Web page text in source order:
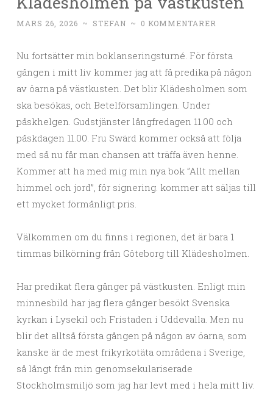
MARS 26, 2026 ~ STEFAN ~ 0 KOMMENTARER
Nu fortsätter min boklanseringsturné. För första
gången i mitt liv kommer jag att få predika på någon
av öarna på västkusten. Det blir Klädesholmen som
ska besökas, och Betelförsamlingen. Under
påskhelgen. Gudstjänster långfredagen 11.00 och
påskdagen 11.00. Fru Swärd kommer också att följa
med så nu får man chansen att träffa även henne.
Kommer att ha med mig min nya bok ”Allt mellan
himmel och jord”, för signering. kommer att säljas till
ett mycket förmånligt pris.
Välkommen om du finns i regionen, det är bara 1
timmas bilkörning från Göteborg till Klädesholmen.
Har predikat flera gånger på västkusten. Enligt min
minnesbild har jag flera gånger besökt Svenska
kyrkan i Lysekil och Fristaden i Uddevalla. Men nu
blir det alltså första gången på någon av öarna, som
kanske är de mest frikyrkotäta områdena i Sverige,
så långt från min genomsekulariserade
Stockholmsmiljö som jag har levt med i hela mitt liv.